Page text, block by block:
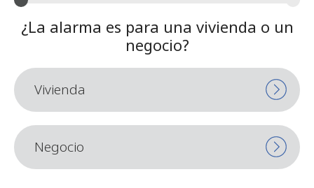
¿La alarma es para una vivienda o un
negocio?
Vivienda
Negocio